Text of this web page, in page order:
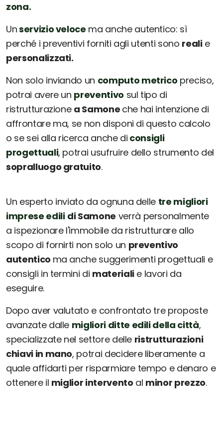
zona.
Unservizio veloce ma anche autentico: sì
perché i preventivi forniti agli utenti sono realie
personalizzati.
Non solo inviando un computo metrico preciso,
potrai avere un preventivo sul tipo di
ristrutturazione a Samone che hai intenzione di
affrontare ma, se non disponi di questo calcolo
o se sei alla ricerca anche di consigli
progettuali, potrai usufruire dello strumento del
sopralluogo gratuito.
Un esperto inviato da ognuna delle tre migliori
imprese edili di Samone verrà personalmente
a ispezionare l'immobile da ristrutturare allo
scopo di fornirti non solo un preventivo
autentico ma anche suggerimenti progettuali e
consigli in termini di materialie lavori da
eseguire.
Dopo aver valutato e confrontato tre proposte
avanzate dalle migliori ditte edili della città,
specializzate nel settore delle ristrutturazioni
chiavi in mano, potrai decidere liberamente a
quale affidarti per risparmiare tempo e denaro e
ottenere il miglior intervento al minor prezzo.